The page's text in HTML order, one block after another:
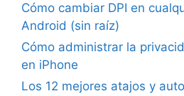
Cómo cambiar DPI en
Android (sin raíz)
Cómo administrar la
en iPhone
Los 12 mejores atajos y